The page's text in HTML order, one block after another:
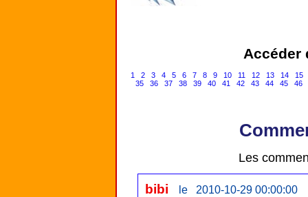
Accéder
1 2 3 4 5 6 7 8 9 10 11 12 13 14
15
35
36 37 38 39 40 41 42 43 44 45 46
Les
bibi le 2010-10-29 00:00:00